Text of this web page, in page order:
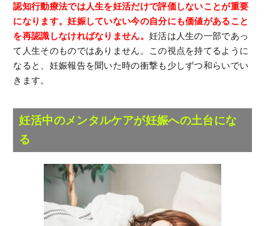
認知行動療法では人生を妊活だけで評価しないことが重要
になります。妊娠していない今の自分にも価値があること
を再認識しなければなりません。 妊活は人生の一部であっ
て人生そのものではありません。この視点を持てるように
なると、妊娠報告を聞いた時の衝撃も少しずつ和らいでい
きます。
妊活中のメンタルケアが妊娠への土台にな
る